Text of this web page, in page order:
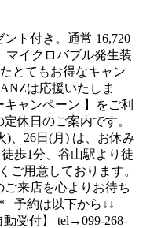
ト付き。通常 16,720
イクロバブル発生装
とてもお得なキャン
は応援いたしま
ャンペーン 】をご利
休日のご案内です。
)、26日(月) は、お休み
歩1分、谷山駅より徒
ご用意しております。
来店を心よりお待ち
予約は以下から↓↓
動受付】 tel→099-268-